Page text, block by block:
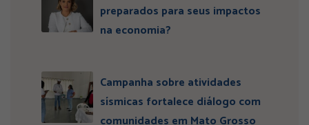
preparados para seus impactos
na economia?
Campanha sobre atividades
sísmicas fortalece diálogo com
comunidades em Mato Grosso